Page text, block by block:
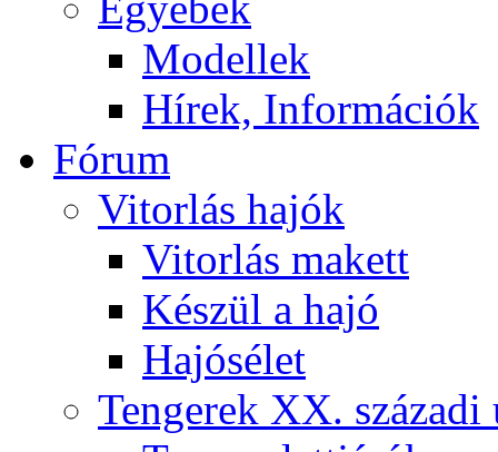
Modellek
Hírek, Információk
Fórum
Vitorlás hajók
Vitorlás makett
Készül a hajó
Hajósélet
Tengerek XX. századi